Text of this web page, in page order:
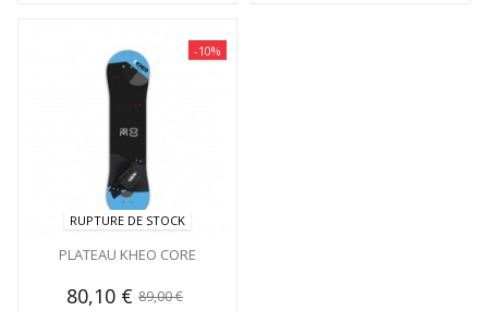
-10%
RUPTURE DE STOCK
PLATEAU KHEO CORE
80,10 € 89,00 €